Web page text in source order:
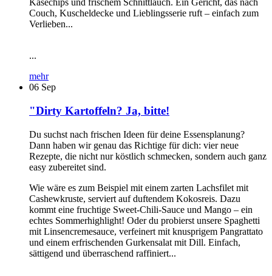
Käsechips und frischem Schnittlauch. Ein Gericht, das nach
Couch, Kuscheldecke und Lieblingsserie ruft – einfach zum
Verlieben...
...
mehr
06 Sep
"Dirty Kartoffeln? Ja, bitte!
Du suchst nach frischen Ideen für deine Essensplanung?
Dann haben wir genau das Richtige für dich: vier neue
Rezepte, die nicht nur köstlich schmecken, sondern auch ganz
easy zubereitet sind.
Wie wäre es zum Beispiel mit einem zarten Lachsfilet mit
Cashewkruste, serviert auf duftendem Kokosreis. Dazu
kommt eine fruchtige Sweet-Chili-Sauce und Mango – ein
echtes Sommerhighlight! Oder du probierst unsere Spaghetti
mit Linsencremesauce, verfeinert mit knusprigem Pangrattato
und einem erfrischenden Gurkensalat mit Dill. Einfach,
sättigend und überraschend raffiniert...